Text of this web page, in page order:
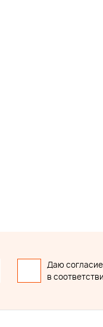
Даю
в